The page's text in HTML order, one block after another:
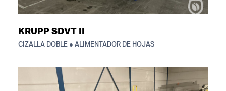
KRUPP SDVT II
CIZALLA DOBLE ● ALIMENTADOR DE HOJAS